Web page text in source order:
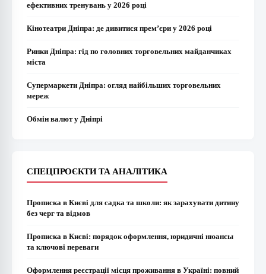
ефективних тренувань у 2026 році
Кінотеатри Дніпра: де дивитися прем’єри у 2026 році
Ринки Дніпра: гід по головних торговельних майданчиках
міста
Супермаркети Дніпра: огляд найбільших торговельних
мереж
Обмін валют у Дніпрі
СПЕЦПРОЄКТИ ТА АНАЛІТИКА
Прописка в Києві для садка та школи: як зарахувати дитину
без черг та відмов
Прописка в Києві: порядок оформлення, юридичні нюансы
та ключові переваги
Оформлення реєстрації місця проживання в Україні: повний